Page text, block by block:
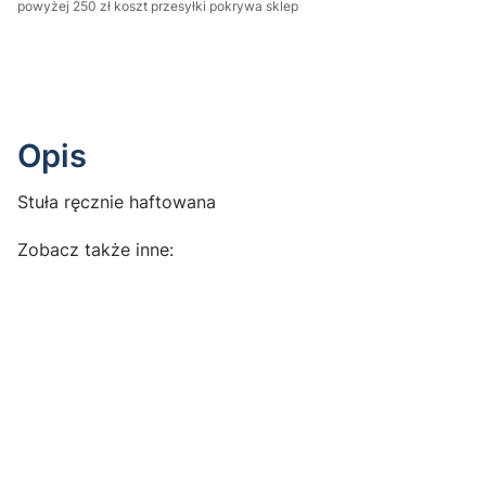
powyżej 250 zł koszt przesyłki pokrywa sklep
Opis
Stuła ręcznie haftowana
Zobacz także inne: